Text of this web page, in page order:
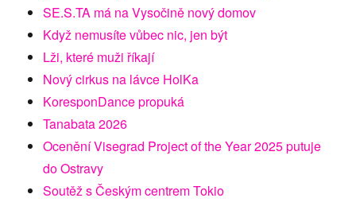
SE.S.TA má na Vysočině nový domov
Když nemusíte vůbec nic, jen být
Lži, které muži říkají
Nový cirkus na lávce HolKa
KoresponDance propuká
Tanabata 2026
Ocenění Visegrad Project of the Year 2025 putuje
do Ostravy
Soutěž s Českým centrem Tokio